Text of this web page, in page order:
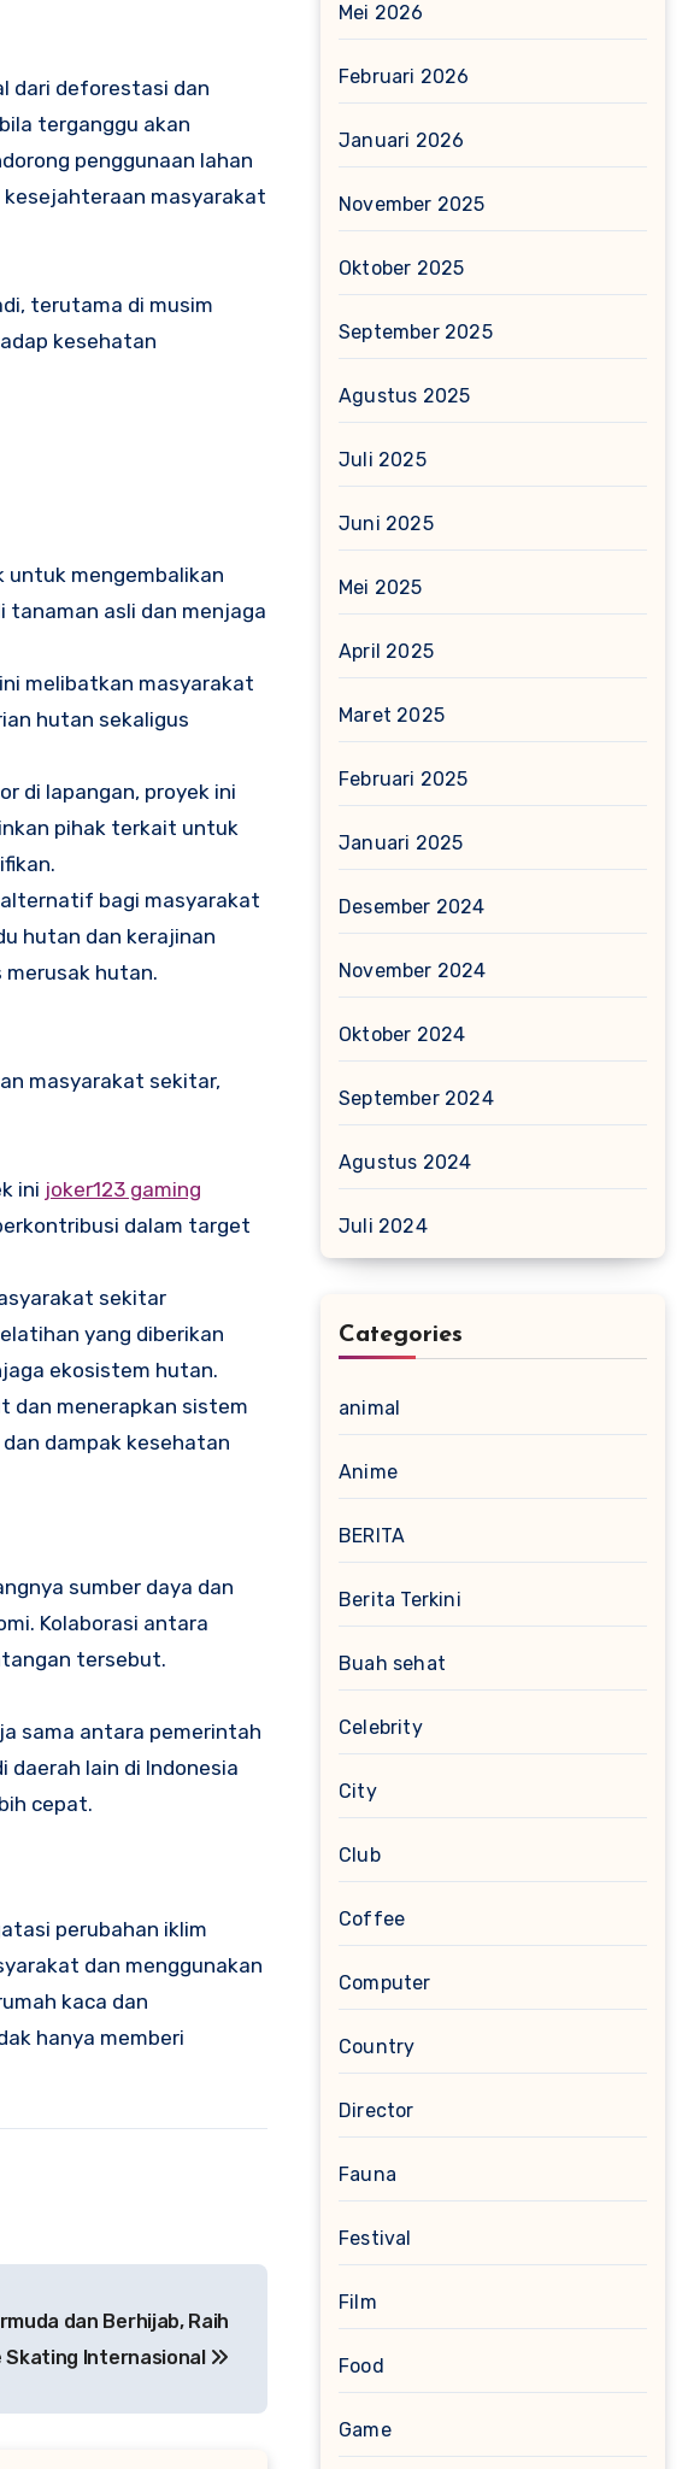
dari deforestasi dan
terganggu akan
penggunaan lahan
kesejahteraan masyarakat
terutama di musim
kesehatan
untuk mengembalikan
tanaman asli dan menjaga
melibatkan masyarakat
hutan sekaligus
di lapangan, proyek ini
pihak terkait untuk
alternatif bagi masyarakat
hutan dan kerajinan
hutan.
masyarakat sekitar,
ini joker123 gaming
dalam target
sekitar
yang diberikan
ekosistem hutan.
dan menerapkan sistem
dampak kesehatan
sumber daya dan
Kolaborasi antara
tersebut.
sama antara pemerintah
lain di Indonesia
cepat.
perubahan iklim
dan menggunakan
kaca dan
hanya memberi
dan Berhijab, Raih
Skating Internasional
Mei 2026
Februari 2026
Januari 2026
November 2025
Oktober 2025
September 2025
Agustus 2025
Juli 2025
Juni 2025
Mei 2025
April 2025
Maret 2025
Februari 2025
Januari 2025
Desember 2024
November 2024
Oktober 2024
September 2024
Agustus 2024
Juli 2024
Categories
animal
Anime
BERITA
Berita Terkini
Buah sehat
Celebrity
City
Club
Coffee
Computer
Country
Director
Fauna
Festival
Film
Food
Game